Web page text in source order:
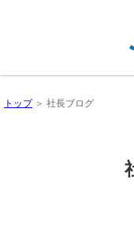
トップ＞ 社長ブログ